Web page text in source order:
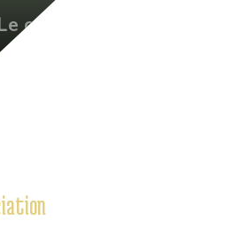
comité directeur